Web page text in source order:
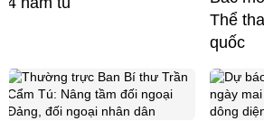
Thể
quốc